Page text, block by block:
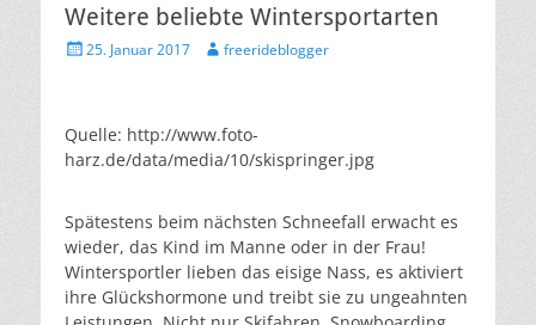
Weitere beliebte Wintersportarten
Veröffentlicht
25. Januar 2017 Autorfreerideblogger
Quelle: http://www.foto-
harz.de/data/media/10/skispringer.jpg
Spätestens beim nächsten Schneefall erwacht es
wieder, das Kind im Manne oder in der Frau!
Wintersportler lieben das eisige Nass, es aktiviert
ihre Glückshormone und treibt sie zu ungeahnten